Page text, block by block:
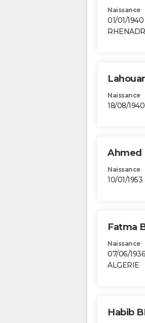
Naissance
01/01/
Naissance
18/08/
Ahmed
Naissance
10/01/
Fatma
Naissance
07/06/
ALGERIE
Habib